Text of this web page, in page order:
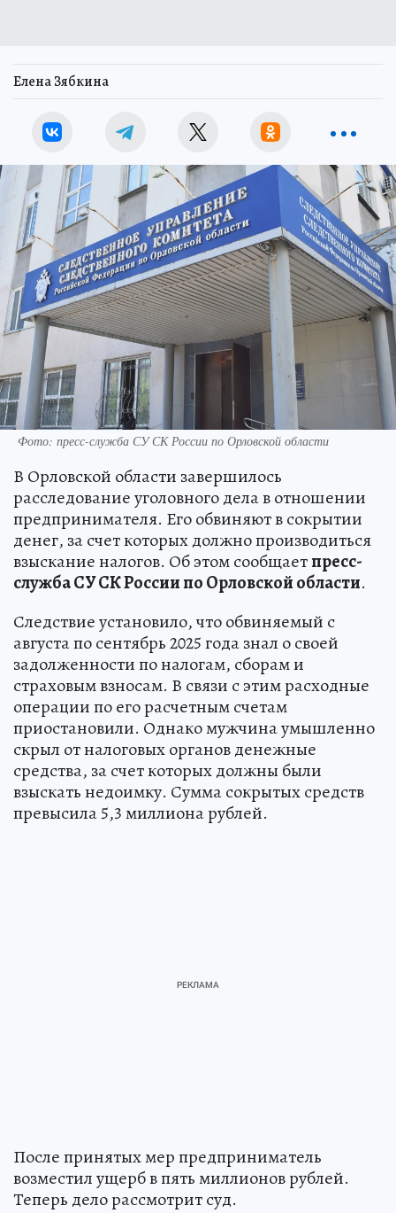
Елена Зябкина
Фото: пресс-служба СУ СК России по Орловской области
В Орловской области завершилось
расследование уголовного дела в отношении
предпринимателя. Его обвиняют в сокрытии
денег, за счет которых должно производиться
взыскание налогов. Об этом сообщаетпресс-
служба СУ СК России по Орловской области.
Следствие установило, что обвиняемый с
августа по сентябрь 2025 года знал о своей
задолженности по налогам, сборам и
страховым взносам. В связи с этим расходные
операции по его расчетным счетам
приостановили. Однако мужчина умышленно
скрыл от налоговых органов денежные
средства, за счет которых должны были
взыскать недоимку. Сумма сокрытых средств
превысила 5,3 миллиона рублей.
После принятых мер предприниматель
возместил ущерб в пять миллионов рублей.
Теперь дело рассмотрит суд.